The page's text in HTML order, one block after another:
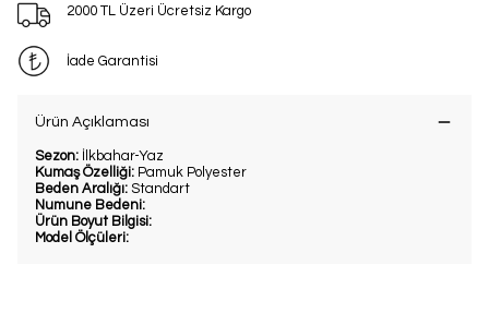
2000 TL Üzeri Ücretsiz Kargo
İade Garantisi
Ürün Açıklaması
Sezon: İlkbahar-Yaz
Kumaş Özelliği: Pamuk Polyester
Beden Aralığı: Standart
Numune Bedeni:
Ürün Boyut Bilgisi:
Model Ölçüleri: